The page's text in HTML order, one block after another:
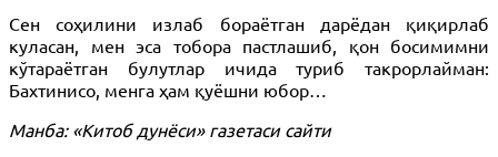
Сен соҳилини излаб бораётган дарёдан қиқирлаб
куласан, мен эса тобора пастлашиб, қон босимимни
кўтараётган булутлар ичида туриб такрорлайман:
Бахтинисо, менга ҳам қуёшни юбор…
Манба: «Китоб дунёси» газетаси сайти